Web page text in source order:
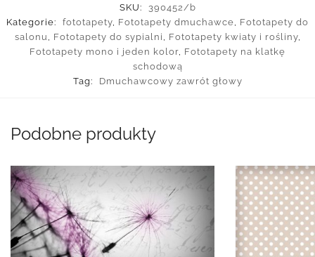
SKU:
390452/b
Kategorie:
fototapety, Fototapety dmuchawce, Fototapety do
salonu , Fototapety do sypialni , Fototapety kwiaty i rośliny,
Fototapety mono i jeden kolor, Fototapety na klatkę
schodową
Tag:
Dmuchawcowy zawrót głowy
Podobne produkty